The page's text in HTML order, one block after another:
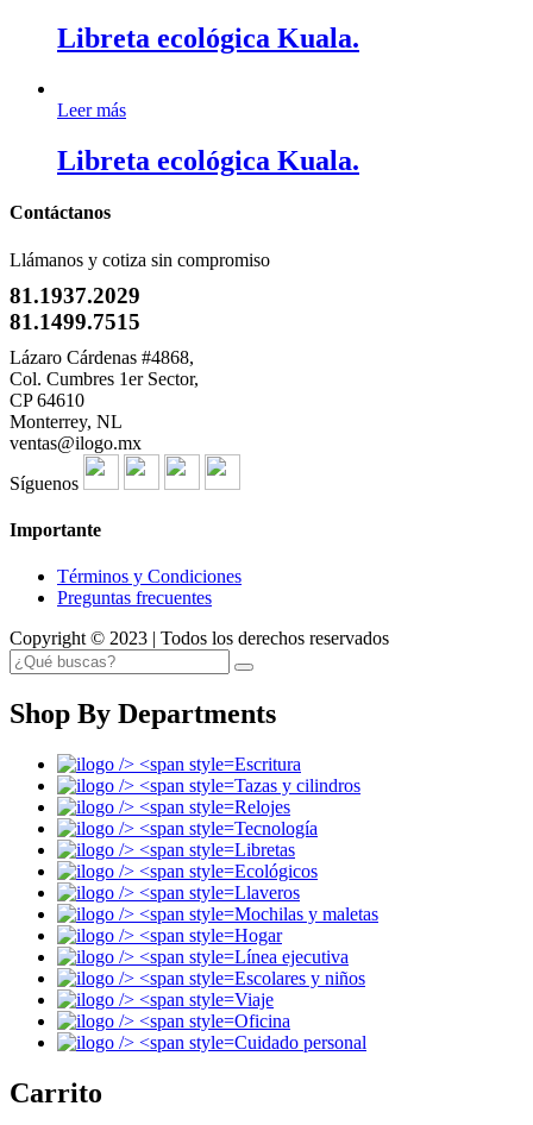
Libreta ecológica Kuala.
Leer más
Libreta ecológica Kuala.
Contáctanos
Llámanos y cotiza sin compromiso
81.1937.2029
81.1499.7515
Lázaro Cárdenas #4868,
Col. Cumbres 1er Sector,
CP 64610
Monterrey, NL
ventas@ilogo.mx
Síguenos
Importante
Términos y Condiciones
Preguntas frecuentes
Copyright © 2023 | Todos los derechos reservados
Shop By Departments
Escritura
Tazas y cilindros
Relojes
Tecnología
Libretas
Ecológicos
Llaveros
Mochilas y maletas
Hogar
Línea ejecutiva
Escolares y niños
Viaje
Oficina
Cuidado personal
Carrito